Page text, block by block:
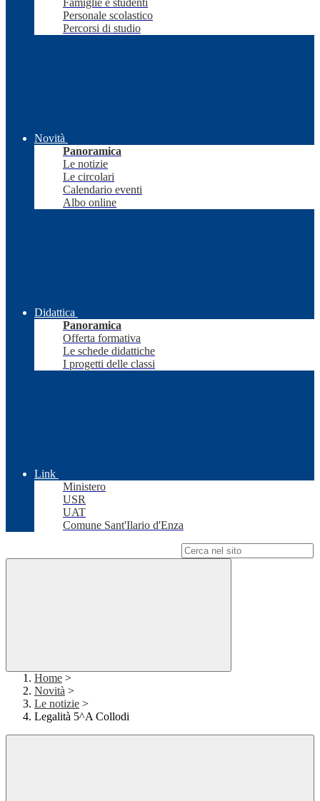
Famiglie e studenti
Personale scolastico
Percorsi di studio
Novità
Panoramica
Le notizie
Le circolari
Calendario eventi
Albo online
Didattica
Panoramica
Offerta formativa
Le schede didattiche
I progetti delle classi
Link
Ministero
USR
UAT
Comune Sant'Ilario d'Enza
Home >
Novità >
Le notizie >
Legalità 5^A Collodi